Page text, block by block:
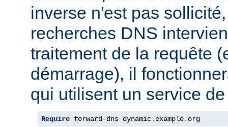
inverse n'est pas
recherches DNS
traitement de la requête
démarrage), il
qui utilisent un service
Require forward-dns dynamic. example. org